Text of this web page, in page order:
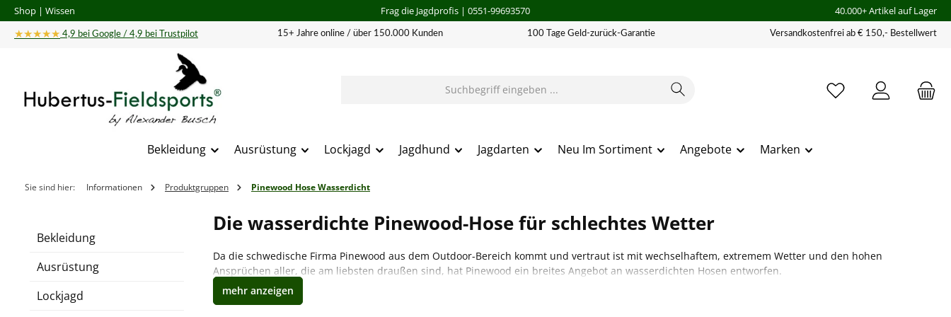
Hauptinhalt springen
Zur Suche springen
Zur Hauptnavigation springen
Shop | Wissen Frag die Jagdprofis| 0551-99693570 40.000+ Artikel auf Lager
★★★★★ 4,9 bei Google / 4,9 bei Trustpilot 15+ Jahre online / über 150.000 Kunden 100 Tage Geld-zurück-Garantie Versandkostenfrei ab € 150,- Bestellwert
Bekleidung Ausrüstung Lockjagd Jagdhund Jagdarten Neu Im Sortiment Angebote Marken
Sie sind hier: Informationen Produktgruppen Pinewood Hose Wasserdicht
Bekleidung
Ausrüstung
Lockjagd
Die wasserdichte Pinewood-Hose für schlechtes Wetter
Da die schwedische Firma Pinewood aus dem Outdoor-Bereich kommt und vertraut ist mit wechselhaftem, extremem Wetter und den hohen
Ansprüchen aller, die am liebsten draußen sind, hat Pinewood ein breites Angebot an wasserdichten Hosen entworfen.
Pinewoods verwendete Materialien und Technologien